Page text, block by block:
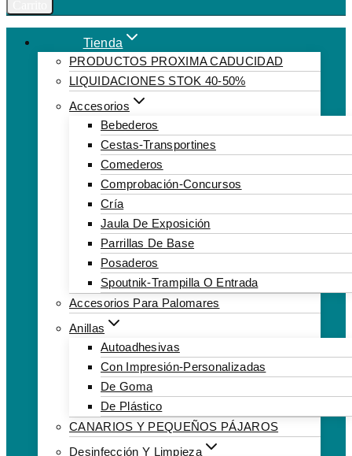
Tienda
PRODUCTOS PROXIMA CADUCIDAD
LIQUIDACIONES STOK 40-50%
Accesorios
Bebederos
Cestas-Transportines
Comederos
Comprobación-Concursos
Cría
Jaula De Exposición
Parrillas De Base
Posaderos
Spoutnik-Trampilla O Entrada
Accesorios Para Palomares
Anillas
Autoadhesivas
Con Impresión-Personalizadas
De Goma
De Plástico
CANARIOS Y PEQUEÑOS PÁJAROS
Desinfección Y Limpieza